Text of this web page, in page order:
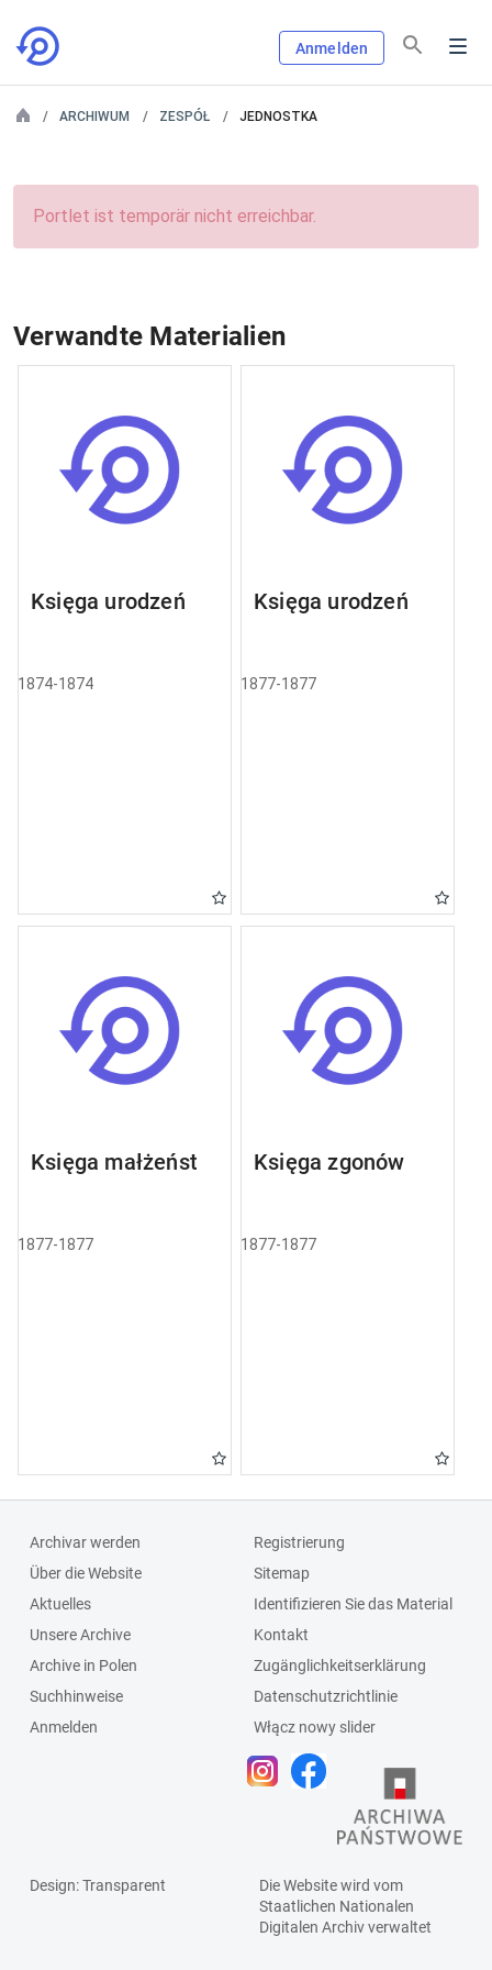
Anmelden
ARCHIWUM ZESPÓŁ JEDNOSTKA
Portlet ist temporär nicht erreichbar.
Verwandte Materialien
Księga urodzeń
1874-1874
Księga urodzeń
1877-1877
Księga małżeństw
1877-1877
Księga zgonów
1877-1877
Archivar werden
Über die Website
Aktuelles
Unsere Archive
Archive in Polen
Suchhinweise
Anmelden
Registrierung
Sitemap
Identifizieren Sie das Material
Kontakt
Zugänglichkeitserklärung
Datenschutzrichtlinie
Włącz nowy slider
Design: Transparent
Die Website wird vom
Staatlichen Nationalen
Digitalen Archivverwaltet